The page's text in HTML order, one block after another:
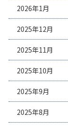
2026年1月
2025年12月
2025年11月
2025年10月
2025年9月
2025年8月